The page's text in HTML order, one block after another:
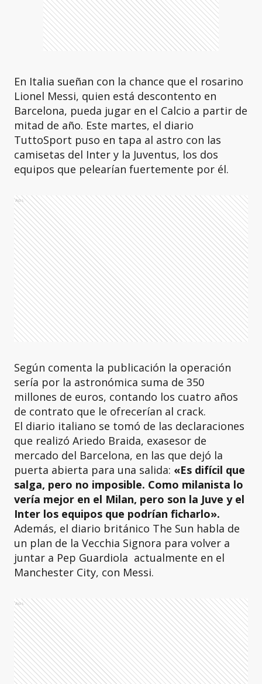
En Italia sueñan con la chance que el rosarino
Lionel Messi, quien está descontento en
Barcelona, pueda jugar en el Calcio a partir de
mitad de año. Este martes, el diario
TuttoSport puso en tapa al astro con las
camisetas del Inter y la Juventus, los dos
equipos que pelearían fuertemente por él.
Ads
Según comenta la publicación la operación
sería por la astronómica suma de 350
millones de euros, contando los cuatro años
de contrato que le ofrecerían al crack.
El diario italiano se tomó de las declaraciones
que realizó Ariedo Braida, exasesor de
mercado del Barcelona, en las que dejó la
puerta abierta para una salida: «Es difícil que
salga, pero no imposible. Como milanista lo
vería mejor en el Milan, pero son la Juve y el
Inter los equipos que podrían ficharlo».
Además, el diario británico The Sun habla de
un plan de la Vecchia Signora para volver a
juntar a Pep Guardiola actualmente en el
Manchester City, con Messi.
Ads